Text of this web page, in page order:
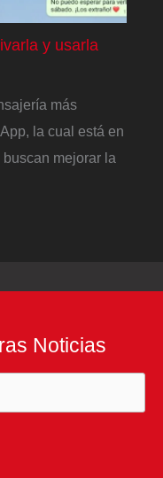
y usarla
más
la cual está en
mejorar la
Noticias